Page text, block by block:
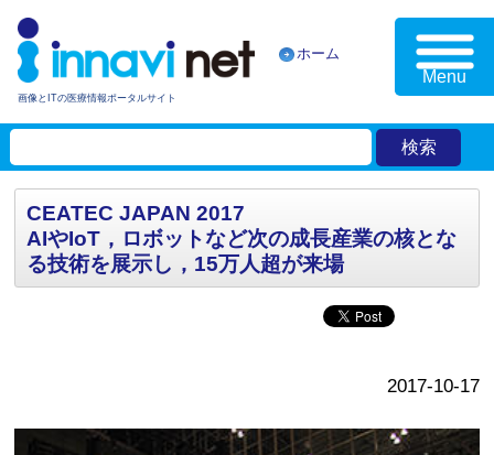
画像とITの医療情報ポータルサイト
ホーム
Menu
CEATEC JAPAN 2017
AIやIoT，ロボットなど次の成長産業の核とな
る技術を展示し，15万人超が来場
2017-10-17